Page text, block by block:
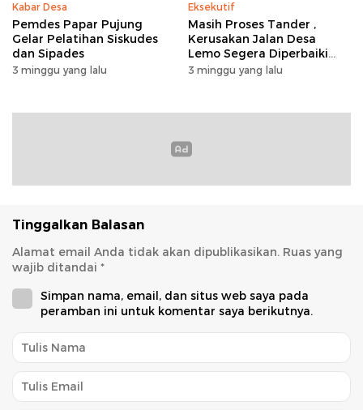
Kabar Desa
Pemdes Papar Pujung
Gelar Pelatihan Siskudes
dan Sipades
3 minggu yang lalu
Eksekutif
Masih Proses Tander ,
Kerusakan Jalan Desa
Lemo Segera Diperbaiki
Tahun Ini
3 minggu yang lalu
Tinggalkan Balasan
Alamat email Anda tidak akan dipublikasikan. Ruas yang
wajib ditandai *
Simpan nama, email, dan situs web saya pada
peramban ini untuk komentar saya berikutnya.